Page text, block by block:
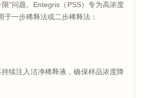
"问题。Entegris（PSS）专为高浓度
一步稀释法或二步稀释法：
续注入洁净稀释液，确保样品浓度降